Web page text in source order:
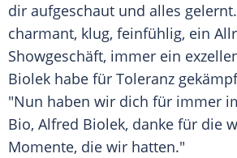
dir aufgeschaut und alles
charmant, klug, feinfühlig, ein
Showgeschäft, immer ein
Biolek habe für Toleranz
"Nun haben wir dich für immer
Bio, Alfred Biolek, danke für die
Momente, die wir hatten."